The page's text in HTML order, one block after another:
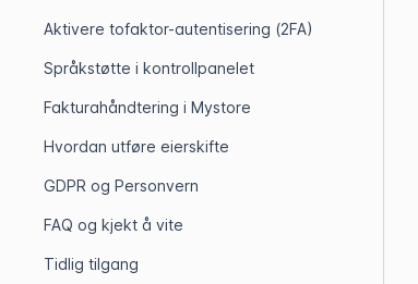
Aktivere tofaktor-autentisering (2FA)
Språkstøtte i kontrollpanelet
Fakturahåndtering i Mystore
Hvordan utføre eierskifte
GDPR og Personvern
FAQ og kjekt å vite
Tidlig tilgang